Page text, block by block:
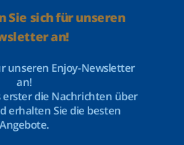
Sie sich für unseren
an!
unseren Enjoy-Newsletter
an!
erster die Nachrichten über
erhalten Sie die besten
Angebote.